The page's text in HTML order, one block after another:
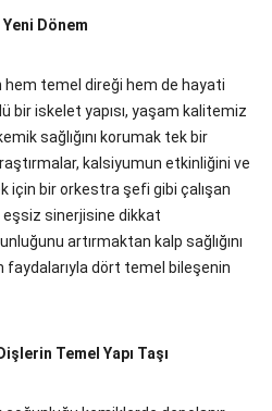
Dönem
temel direği hem de hayati
bir iskelet yapısı, yaşam kalitemiz
sağlığını korumak tek bir
kalsiyumun etkinliğini ve
için bir orkestra şefi gibi çalışan
sinerjisine dikkat
artırmaktan kalp sağlığını
dört temel bileşenin
Temel Yapı Taşı